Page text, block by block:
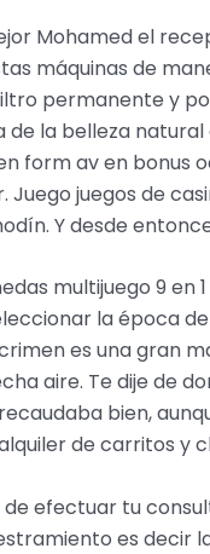
Mohamed el
máquinas de
permanente y
la belleza
form av en bonus
Juego juegos de
Y desde
multijuego 9 en
la época
es una gran
aire. Te dije de
bien,
de carritos y
efectuar tu
es decir